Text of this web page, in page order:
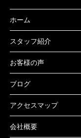
ホーム
スタッフ紹介
お客様の声
ブログ
アクセスマップ
会社概要